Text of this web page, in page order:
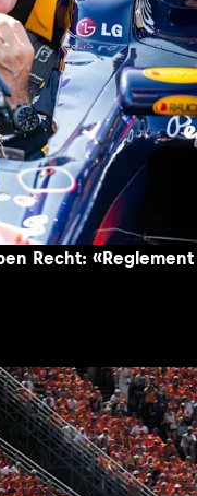
Recht: «Reglement